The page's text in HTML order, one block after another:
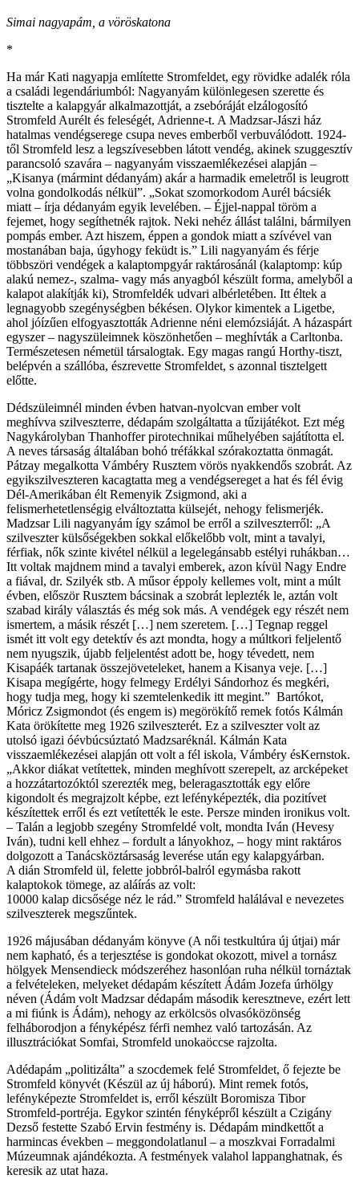
Simai nagyapám, a vöröskatona
*
Ha már Kati nagyapja említette Stromfeldet, egy rövidke adalék róla
a családi legendáriumból: Nagyanyám különlegesen szerette és
tisztelte a kalapgyár alkalmazottját, a zsebóráját elzálogosító
Stromfeld Aurélt és feleségét, Adrienne-t. A Madzsar-Jászi ház
hatalmas vendégserege csupa neves emberből verbuválódott. 1924-
től Stromfeld lesz a legszívesebben látott vendég, akinek szuggesztív
parancsoló szavára – nagyanyám visszaemlékezései alapján –
„Kisanya (mármint dédanyám) akár a harmadik emeletről is leugrott
volna gondolkodás nélkül”. „Sokat szomorkodom Aurél bácsiék
miatt – írja dédanyám egyik levelében. – Éjjel-nappal töröm a
fejemet, hogy segíthetnék rajtok. Neki nehéz állást találni, bármilyen
pompás ember. Azt hiszem, éppen a gondok miatt a szívével van
mostanában baja, úgyhogy feküdt is.” Lili nagyanyám és férje
többszöri vendégek a kalaptompgyár raktárosánál (kalaptomp: kúp
alakú nemez-, szalma- vagy más anyagból készült forma, amelyből a
kalapot alakítják ki), Stromfeldék udvari albérletében. Itt éltek a
legnagyobb szegénységben békésen. Olykor kimentek a Ligetbe,
ahol jóízűen elfogyasztották Adrienne néni elemózsiáját. A házaspárt
egyszer – nagyszüleimnek köszönhetően – meghívták a Carltonba.
Természetesen németül társalogtak. Egy magas rangú Horthy-tiszt,
belépvén a szállóba, észrevette Stromfeldet, s azonnal tisztelgett
előtte.
Dédszüleimnél minden évben hatvan-nyolcvan ember volt
meghívva szilveszterre, dédapám szolgáltatta a tűzijátékot. Ezt még
Nagykárolyban Thanhoffer pirotechnikai műhelyében sajátította el.
A neves társaság általában bohó tréfákkal szórakoztatta önmagát.
Pátzay megalkotta Vámbéry Rusztem vörös nyakkendős szobrát. Az
egyikszilveszteren kacagtatta meg a vendégsereget a hat és fél évig
Dél-Amerikában élt Remenyik Zsigmond, aki a
felismerhetetlenségig elváltoztatta külsejét‚ nehogy felismerjék.
Madzsar Lili nagyanyám így számol be erről a szilveszterről: „A
szilveszter külsőségekben sokkal előkelőbb volt, mint a tavalyi,
férfiak, nők szinte kivétel nélkül a legelegánsabb estélyi ruhákban…
Itt voltak majdnem mind a tavalyi emberek, azon kívül Nagy Endre
a fiával, dr. Szilyék stb. A műsor éppoly kellemes volt, mint a múlt
évben, először Rusztem bácsinak a szobrát leplezték le, aztán volt
szabad király választás és még sok más. A vendégek egy részét nem
ismertem, a másik részét […] nem szeretem. […] Tegnap reggel
ismét itt volt egy detektív és azt mondta, hogy a múltkori feljelentő
nem nyugszik, újabb feljelentést adott be, hogy tévedett, nem
Kisapáék tartanak összejöveteleket, hanem a Kisanya veje. […]
Kisapa megígérte, hogy felmegy Erdélyi Sándorhoz és megkéri,
hogy tudja meg, hogy ki szemtelenkedik itt megint.” Bartókot,
Móricz Zsigmondot (és engem is) megörökítő remek fotós Kálmán
Kata örökítette meg 1926 szilveszterét. Ez a szilveszter volt az
utolsó igazi óévbúcsúztató Madzsaréknál. Kálmán Kata
visszaemlékezései alapján ott volt a fél iskola, Vámbéry ésKernstok.
„Akkor diákat vetítettek, minden meghívott szerepelt, az arcképeket
a hozzátartozóktól szerezték meg, beleragasztották egy előre
kigondolt és megrajzolt képbe, ezt lefényképezték, dia pozitívet
készítettek erről és ezt vetítették le este. Persze minden ironikus volt.
– Talán a legjobb szegény Stromfeldé volt, mondta Iván (Hevesy
Iván), tudni kell ehhez – fordult a lányokhoz, – hogy mint raktáros
dolgozott a Tanácsköztársaság leverése után egy kalapgyárban.
A dián Stromfeld ül, felette jobbról-balról egymásba rakott
kalaptokok tömege, az aláírás az volt:
10000 kalap dicsősége néz le rád.” Stromfeld halálával e nevezetes
szilveszterek megszűntek.
1926 májusában dédanyám könyve (A női testkultúra új útjai) már
nem kapható, és a terjesztése is gondokat okozott, mivel a tornász
hölgyek Mensendieck módszeréhez hasonlóan ruha nélkül tornáztak
a felvételeken, melyeket dédapám készített Ádám Jozefa úrhölgy
néven (Ádám volt Madzsar dédapám második keresztneve, ezért lett
a mi fiúnk is Ádám), nehogy az erkölcsös olvasóközönség
felháborodjon a fényképész férfi nemhez való tartozásán. Az
illusztrációkat Somfai, Stromfeld unokaöccse rajzolta.
Adédapám „politizálta” a szocdemek felé Stromfeldet, ő fejezte be
Stromfeld könyvét (Készül az új háború). Mint remek fotós,
lefényképezte Stromfeldet is, erről készült Boromisza Tibor
Stromfeld-portréja. Egykor szintén fényképről készült a Czigány
Dezső festette Szabó Ervin festmény is. Dédapám mindkettőt a
harmincas években – meggondolatlanul – a moszkvai Forradalmi
Múzeumnak ajándékozta. A festmények valahol lappanghatnak, és
keresik az utat haza.